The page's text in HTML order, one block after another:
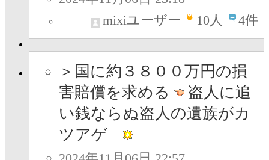
mixiユーザー
10人 4件
＞国に約３８００万円の損
害賠償を求める
盗人に追
い銭ならぬ盗人の遺族がカ
ツアゲ